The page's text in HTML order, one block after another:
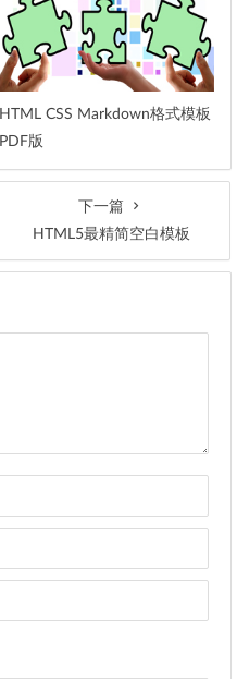
HTML CSS Markdown格式模板
PDF版
下一篇
HTML5最精简空白模板